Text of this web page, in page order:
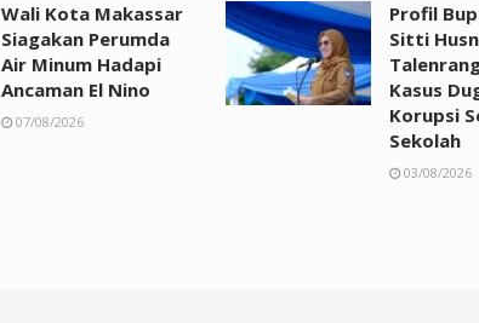
Wali Kota Makassar
Siagakan Perumda
Air Minum Hadapi
Ancaman El Nino
07/08/2026
Profil
Sitti
Kasus
Korupsi
Sekolah
03/08/2026